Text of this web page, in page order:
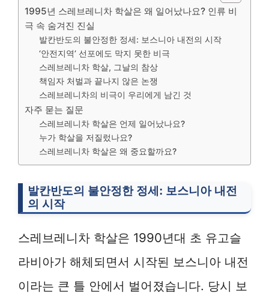
1995년 스레브레니차 학살은 왜 일어났나요? 인류 비
극 속 숨겨진 진실
발칸반도의 불안정한 정세: 보스니아 내전의 시작
‘안전지역’ 선포에도 막지 못한 비극
스레브레니차 학살, 그날의 참상
책임자 처벌과 끝나지 않은 논쟁
스레브레니차의 비극이 우리에게 남긴 것
자주 묻는 질문
스레브레니차 학살은 언제 일어났나요?
누가 학살을 저질렀나요?
스레브레니차 학살은 왜 중요할까요?
발칸반도의 불안정한 정세: 보스니아 내전
의 시작
스레브레니차 학살은 1990년대 초 유고슬
라비아가 해체되면서 시작된 보스니아 내전
이라는 큰 틀 안에서 벌어졌습니다. 당시 보